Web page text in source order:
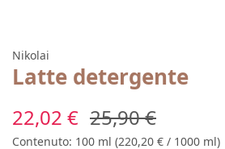
Nikolai
Latte detergente
Prezzo di vendita:
22,02 € Prezzo normale:
25,90 €
Contenuto: 100 ml (220,20 € / 1000 ml)